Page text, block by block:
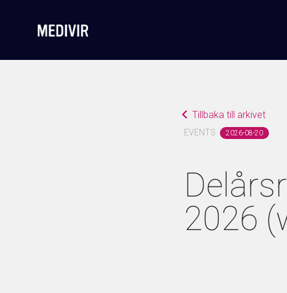
Tillbaka till arkivet
EVENTS 2026-08-20
2026